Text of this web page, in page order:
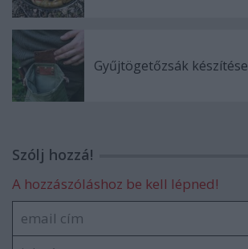
Gyűjtögetőzsák készítése
Szólj hozzá!
A hozzászóláshoz be kell lépned!